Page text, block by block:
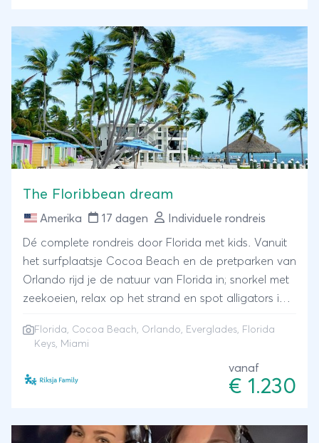
The Floribbean dream
Amerika 17 dagen Individuele rondreis
Dé complete rondreis door Florida met kids. Vanuit
het surfplaatsje Cocoa Beach en de pretparken van
Orlando rijd je de natuur van Florida in; snorkel met
zeekoeien, relax op het strand en spot alligators in
Caribische Keys en eindig je Florida rondreis in
Florida, Cocoa Beach, Orlando, Everglades, Florida
Keys, Miami
vanaf
€ 1.230